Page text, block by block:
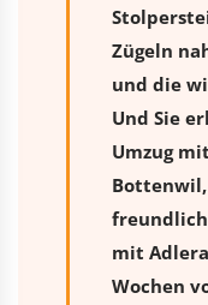
Zügeln
und die
Und Sie
Umzugmit
mit
Wochen